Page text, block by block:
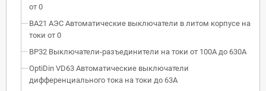
от 0
ВА21 АЭС Автоматические выключатели в литом корпусе на
токи от 0
ВР32 Выключатели-разъединители на токи от 100А до 630А
OptiDin VD63 Автоматические выключатели
дифференциального тока на токи до 63А